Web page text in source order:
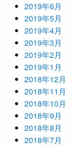
2019年6月
2019年5月
2019年4月
2019年3月
2019年2月
2019年1月
2018年12月
2018年11月
2018年10月
2018年9月
2018年8月
2018年7月